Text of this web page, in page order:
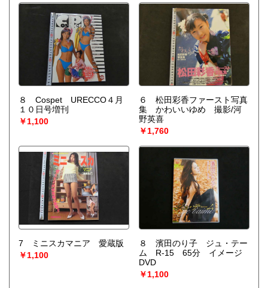
８ Cospet URECCO４月
１０日号増刊
￥1,100
６ 松田彩香ファースト写真
集 かわいいゆめ 撮影/河
野英喜
￥1,760
7 ミニスカマニア 愛蔵版
￥1,100
８ 濱田のり子 ジュ・テー
ム R-15 65分 イメージ
DVD
￥1,100